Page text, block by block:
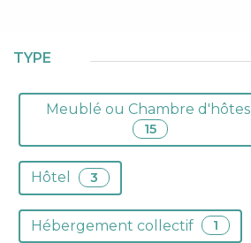
TYPE
Meublé ou Chambre d'hôtes
15
Hôtel 3
Hébergement collectif 1